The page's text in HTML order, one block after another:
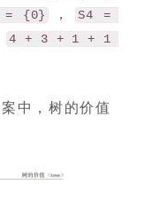
= {0} ，
S4 =
4 + 3 + 1 + 1
中，树的价值